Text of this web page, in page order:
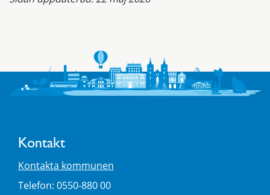
Kontakt
Kontakta kommunen
Telefon: 0550-880 00